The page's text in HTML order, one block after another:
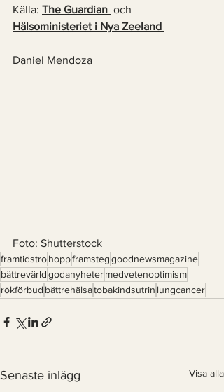
Källa: The Guardian och
Hälsoministeriet i Nya Zeeland
Daniel Mendoza
Foto: Shutterstock
framtidstrohoppframsteggoodnewsmagazine
bättrevärldgodanyhetermedvetenoptimism
rökförbud bättrehälsatobakindsutrin lungcancer
Senaste inlägg Visa alla